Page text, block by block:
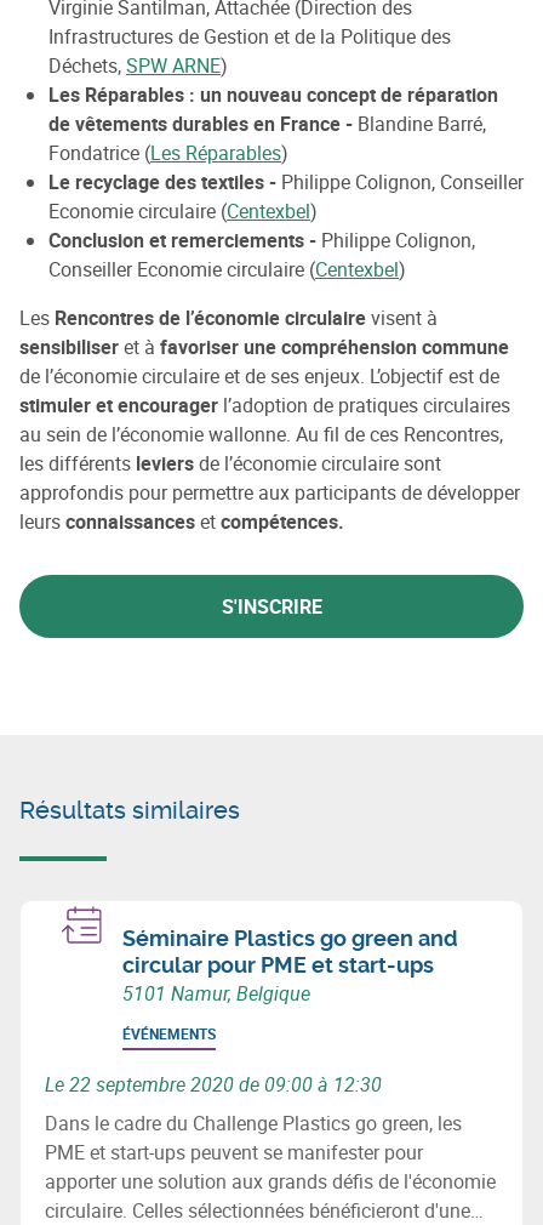
Virginie Santilman, Attachée (Direction des
Infrastructures de Gestion et de la Politique des
Déchets,SPW ARNE)
Les Réparables : un nouveau concept de réparation
de vêtements durables en France - Blandine Barré,
Fondatrice (Les Réparables)
Le recyclage des textiles - Philippe Colignon, Conseiller
Economie circulaire (Centexbel)
Conclusion et remerciements - Philippe Colignon,
Conseiller Economie circulaire (Centexbel)
Les Rencontres de l’économie circulairevisent à
sensibiliseret à favoriser une compréhension commune
de l’économie circulaire et de ses enjeux. L’objectif est de
stimuler et encourager l’adoption de pratiques circulaires
au sein de l’économie wallonne. Au fil de ces Rencontres,
les différents leviersde l’économie circulaire sont
approfondis pour permettre aux participants de développer
leursconnaissancesetcompétences.
S'INSCRIRE
Résultats similaires
Séminaire Plastics go green and
circular pour PME et start-ups
5101 Namur, Belgique
ÉVÉNEMENTS
Le 22 septembre 2020 de 09:00 à 12:30
Dans le cadre du Challenge Plastics go green, les
PME et start-ups peuvent se manifester pour
apporter une solution aux grands défis de l'économie
circulaire. Celles sélectionnées bénéficieront d'une